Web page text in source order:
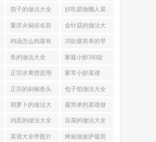
茄子的做法大全 好吃易做懒人菜
200例
重庆火锅排名前
十强
金针菇的做法大
全
鸡汤怎么炖最有
营养
20款最简单的早
餐做法
鱼的做法大全 家庭小炒500款
正宗水果捞是用
什么奶
家常小炒菜谱
1000大全
正宗的剁椒鱼头
的做法
包子馅做法大全
胡萝卜的做法大
全
最简单的菜谱做
法大全
鸡蛋的做法大全 豆腐的做法大全
菜谱大全带图片 烤箱做披萨最简